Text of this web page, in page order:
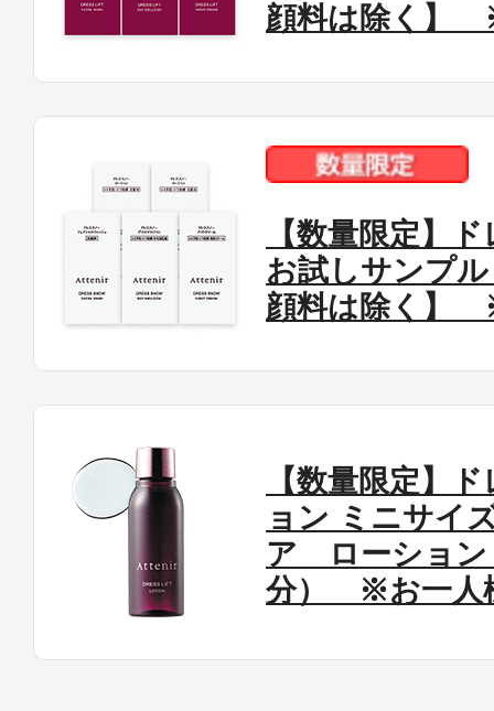
顔料は除く】
【数量限定】
お試しサンプ
顔料は除く】
【数量限定】
ョン ミニサイ
ア ローショ
分） ※お一人